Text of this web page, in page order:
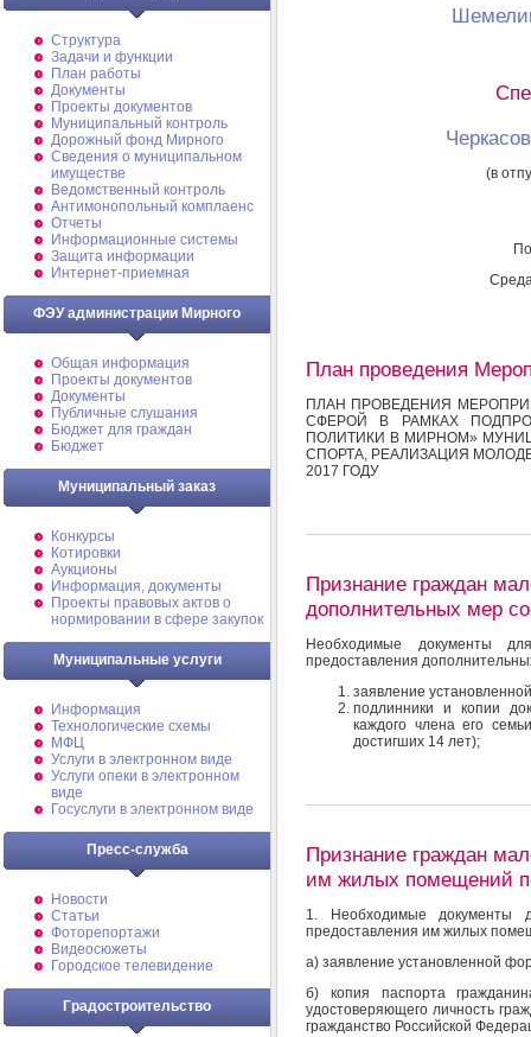
Структура
Задачи и функции
План работы
Документы
Проекты документов
Муниципальный контроль
Дорожный фонд Мирного
Cведения о муниципальном
имуществе
Ведомственный контроль
Антимонопольный комплаенс
Отчеты
Информационные системы
Защита информации
Интернет-приемная
ФЭУ администрации Мирного
Общая информация
Проекты документов
Документы
Публичные слушания
Бюджет для граждан
Бюджет
Муниципальный заказ
Конкурсы
Котировки
Аукционы
Информация, документы
Проекты правовых актов о
нормировании в сфере закупок
Муниципальные услуги
Информация
Технологические схемы
МФЦ
Услуги в электронном виде
Услуги опеки в электронном
виде
Госуслуги в электронном виде
Пресс-служба
Новости
Статьи
Фоторепортажи
Видеосюжеты
Городское телевидение
Градостроительство
(в
План проведения
ПЛАН ПРОВЕДЕНИЯ
СФЕРОЙ В РАМКАХ
ПОЛИТИКИ В МИРНОМ»
СПОРТА, РЕАЛИЗАЦИЯ
2017 ГОДУ
Признание граждан
дополнительных мер
Необходимые документы
предоставления
заявление
подлинники и копии
каждого члена его
достигших 14 лет);
Признание граждан
им жилых помещений
1. Необходимые документы
предоставления им жилых
а) заявление установленной
б) копия паспорта
удостоверяющего личность
гражданство Российской